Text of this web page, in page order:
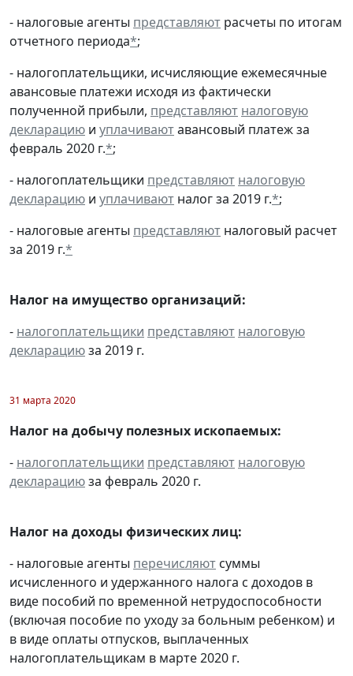
- налоговые агенты представляют расчеты по итогам
отчетного периода*;
- налогоплательщики, исчисляющие ежемесячные
авансовые платежи исходя из фактически
полученной прибыли, представляют налоговую
декларацию и уплачиваютавансовый платеж за
февраль 2020 г.*;
- налогоплательщики представляют налоговую
декларацию и уплачивают налог за 2019 г.*;
- налоговые агенты представляют налоговый расчет
за 2019 г.*
Налог на имущество организаций:
- налогоплательщики представляют налоговую
декларациюза 2019 г.
31 марта 2020
Налог на добычу полезных ископаемых:
- налогоплательщики представляют налоговую
декларациюза февраль 2020 г.
Налог на доходы физических лиц:
- налоговые агенты перечисляют суммы
исчисленного и удержанного налога с доходов в
виде пособий по временной нетрудоспособности
(включая пособие по уходу за больным ребенком) и
в виде оплаты отпусков, выплаченных
налогоплательщикам в марте 2020 г.